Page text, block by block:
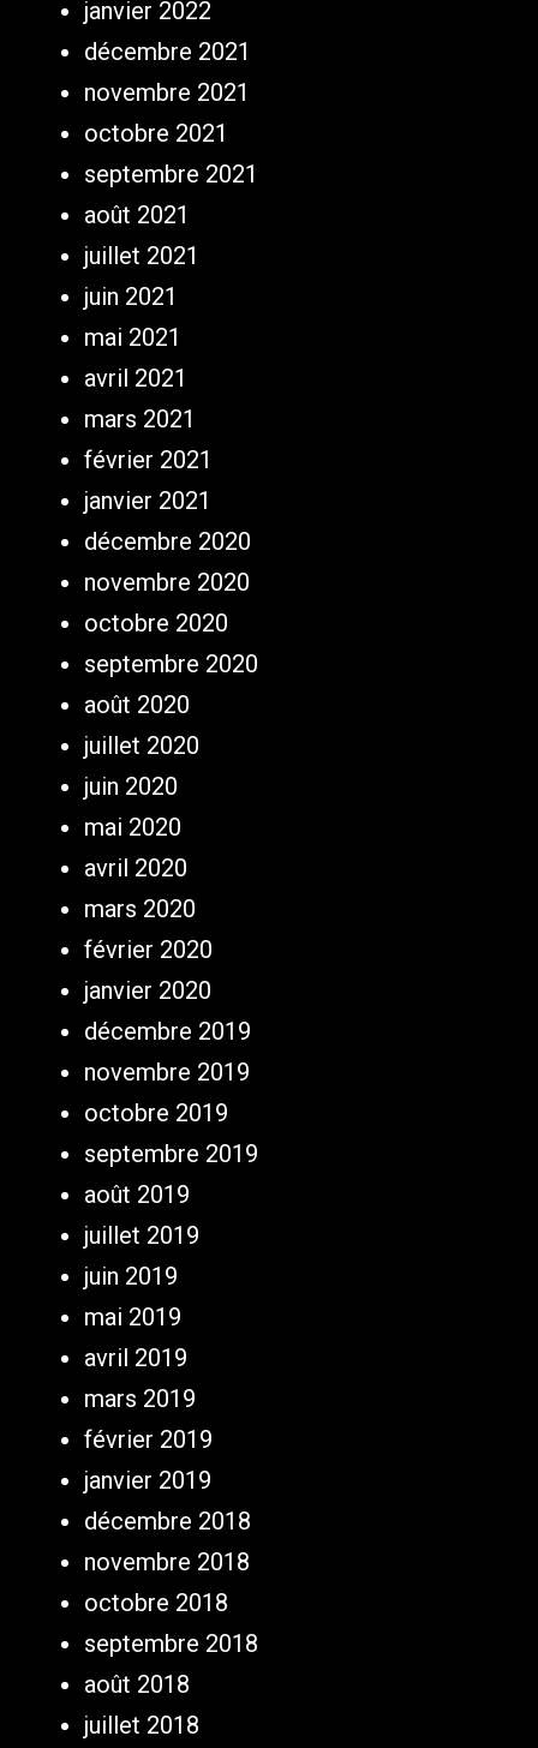
janvier 2022
décembre 2021
novembre 2021
octobre 2021
septembre 2021
août 2021
juillet 2021
juin 2021
mai 2021
avril 2021
mars 2021
février 2021
janvier 2021
décembre 2020
novembre 2020
octobre 2020
septembre 2020
août 2020
juillet 2020
juin 2020
mai 2020
avril 2020
mars 2020
février 2020
janvier 2020
décembre 2019
novembre 2019
octobre 2019
septembre 2019
août 2019
juillet 2019
juin 2019
mai 2019
avril 2019
mars 2019
février 2019
janvier 2019
décembre 2018
novembre 2018
octobre 2018
septembre 2018
août 2018
juillet 2018